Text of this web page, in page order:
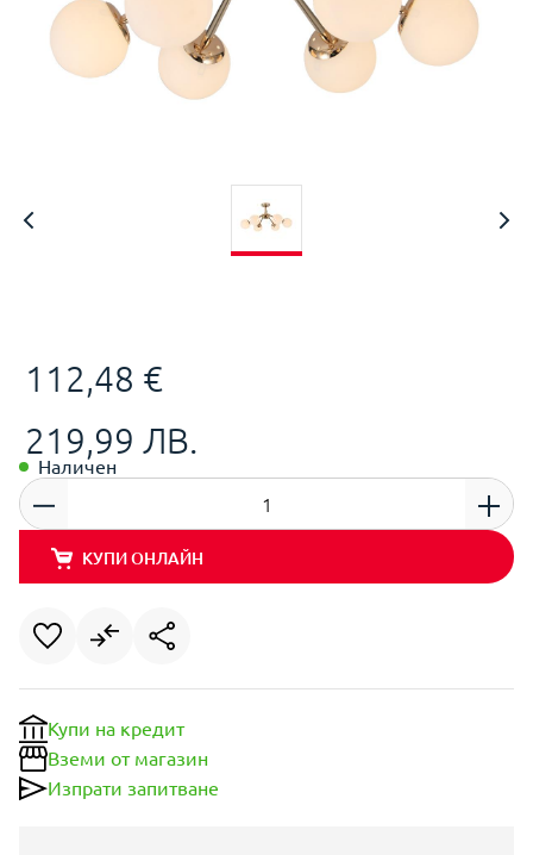
112,48 €
219,99 ЛВ.
Наличен
КУПИ ОНЛАЙН
Купи на кредит
Вземи от магазин
Изпрати запитване